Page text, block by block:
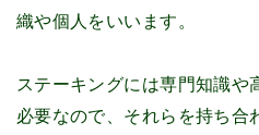
織や個人をいいます。
ステーキングには専門知識や
必要なので、それらを持ち合